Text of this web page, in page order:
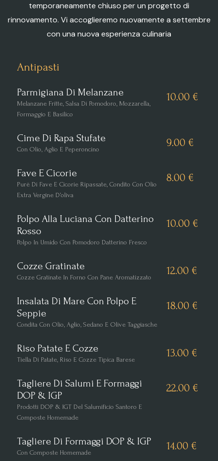
temporaneamente chiuso per un progetto di
rinnovamento. Vi accoglieremo nuovamente a settembre
con una nuova esperienza culinaria
Antipasti
Parmigiana Di Melanzane
Melanzane Fritte, Salsa Di Pomodoro, Mozzarella,
Formaggio E Basilico
10.00 €
Cime Di Rapa Stufate
Con Olio, Aglio E Peperoncino
9.00 €
Fave E Cicorie
Purè Di Fave E Cicorie Ripassate, Condito Con Olio
Extra Vergine D’oliva
8.00 €
Polpo Alla Luciana Con Datterino
Rosso
Polpo In Umido Con Pomodoro Datterino Fresco
10.00 €
Cozze Gratinate
Cozze Gratinate In Forno Con Pane Aromatizzato
12.00 €
Insalata Di Mare Con Polpo E
Seppie
Condita Con Olio, Aglio, Sedano E Olive Taggiasche
18.00 €
Riso Patate E Cozze
Tiella Di Patate, Riso E Cozze Tipica Barese
13.00 €
Tagliere Di Salumi E Formaggi
DOP & IGP
Prodotti DOP & IGT Del Salumificio Santoro E
Composte Homemade
22.00 €
Tagliere Di Formaggi DOP & IGP
Con Composte Homemade
14.00 €